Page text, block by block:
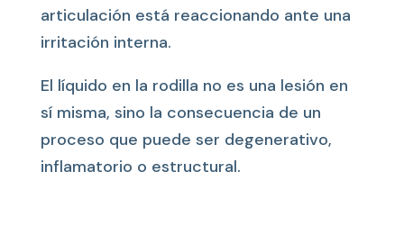
articulación está reaccionando ante una
irritación interna.
El líquido en la rodilla no es una lesión en
sí misma, sino la consecuencia de un
proceso que puede ser degenerativo,
inflamatorio o estructural.